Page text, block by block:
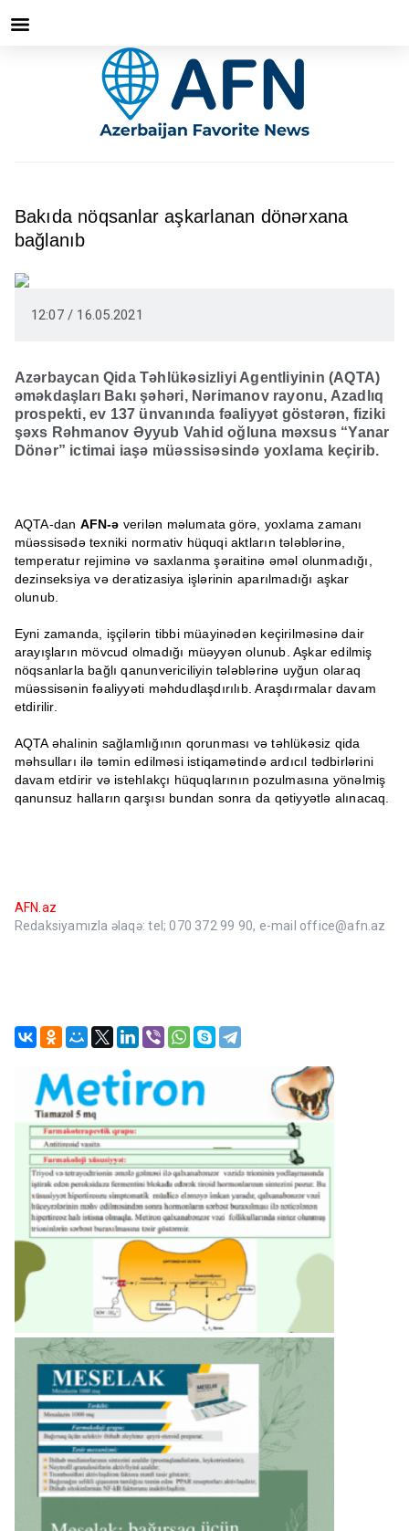
Bakıda nöqsanlar aşkarlanan dönərxana
bağlanıb
12:07 / 16.05.2021
Azərbaycan Qida Təhlükəsizliyi Agentliyinin (AQTA)
əməkdaşları Bakı şəhəri, Nərimanov rayonu, Azadlıq
prospekti, ev 137 ünvanında fəaliyyət göstərən, fiziki
şəxs Rəhmanov Əyyub Vahid oğluna məxsus “Yanar
Dönər” ictimai iaşə müəssisəsində yoxlama keçirib.
AQTA-dan AFN-ə verilən məlumata görə, yoxlama zamanı
müəssisədə texniki normativ hüquqi aktların tələblərinə,
temperatur rejiminə və saxlanma şəraitinə əməl olunmadığı,
dezinseksiya və deratizasiya işlərinin aparılmadığı aşkar
olunub.
Eyni zamanda, işçilərin tibbi müayinədən keçirilməsinə dair
arayışların mövcud olmadığı müəyyən olunub. Aşkar edilmiş
nöqsanlarla bağlı qanunvericiliyin tələblərinə uyğun olaraq
müəssisənin fəaliyyəti məhdudlaşdırılıb. Araşdırmalar davam
etdirilir.
AQTA əhalinin sağlamlığının qorunması və təhlükəsiz qida
məhsulları ilə təmin edilməsi istiqamətində ardıcıl tədbirlərini
davam etdirir və istehlakçı hüquqlarının pozulmasına yönəlmiş
qanunsuz halların qarşısı bundan sonra da qətiyyətlə alınacaq.
AFN.az
Redaksiyamızla əlaqə: tel; 070 372 99 90, e-mail office@afn.az